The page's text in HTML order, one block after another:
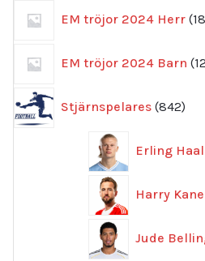
EM tröjor 2024 Herr
EM tröjor 2024 Barn
Stjärnspelares 842
Erling
Harry Kane
Jude